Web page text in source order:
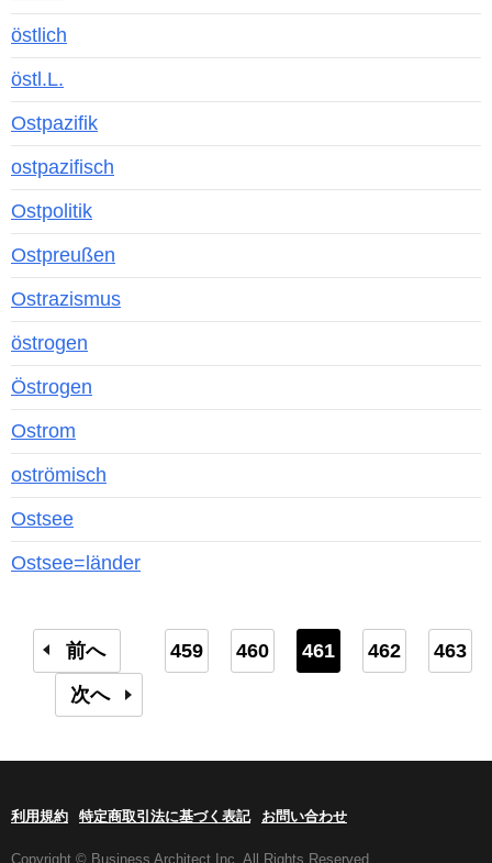
östlich
östl.L.
Ostpazifik
ostpazifisch
Ostpolitik
Ostpreußen
Ostrazismus
östrogen
Östrogen
Ostrom
oströmisch
Ostsee
Ostsee=länder
前へ 459 460 461 462
463
次へ
利用規約 特定商取引法に基づく表記 お問い合わせ
Copyright © Business Architect Inc. All Rights Reserved.